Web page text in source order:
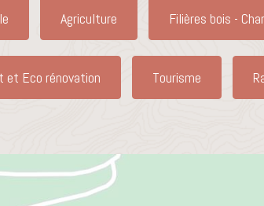
Agriculture Filières bois -
et Eco rénovation Tourisme